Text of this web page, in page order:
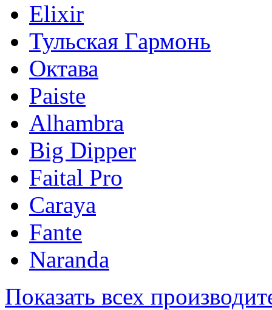
Elixir
Тульская Гармонь
Октава
Paiste
Alhambra
Big Dipper
Faital Pro
Caraya
Fante
Naranda
Показать всех